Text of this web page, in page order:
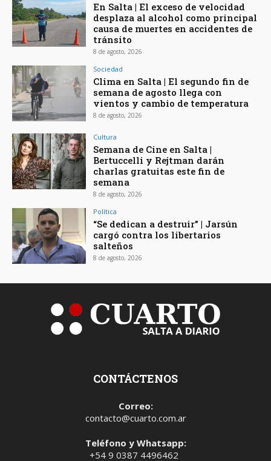
En Salta | El exceso de velocidad
desplaza al alcohol como principal
causa de muertes en accidentes de
tránsito
8 de agosto, 2026
Sociedad
Clima en Salta | El segundo fin de
semana de agosto llega con
vientos y cambio de temperatura
8 de agosto, 2026
Cultura
Semana de Cine en Salta |
Bertuccelli y Rejtman darán
charlas gratuitas este fin de
semana
8 de agosto, 2026
Política
“Se dedican a destruir” | Jarsún
cargó contra los libertarios
salteños
8 de agosto, 2026
CONTÁCTENOS
Correo:
contacto@cuarto.com.ar
Teléfono y Whatsapp:
+54 9 0387 4496462